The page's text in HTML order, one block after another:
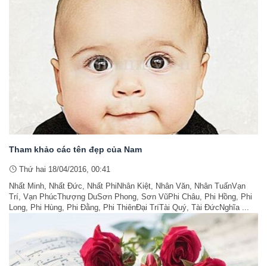
Tham khảo các tên đẹp của Nam
Thứ hai 18/04/2016, 00:41
Nhất Minh, Nhất Đức, Nhất PhiNhân Kiệt, Nhân Văn, Nhân TuấnVạn
Trí, Vạn PhúcThượng DuSơn Phong, Sơn VũPhi Châu, Phi Hồng, Phi
Long, Phi Hùng, Phi Đằng, Phi ThiênĐại TríTài Quý, Tài ĐứcNghĩa ...